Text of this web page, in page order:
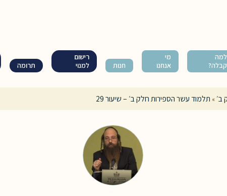
למה
קבלה?
מי
אנחנו
חנות
רישום
למנוי
תרומה
ב׳ » תלמוד עשר הספירות חלק ב׳ – שיעור 29